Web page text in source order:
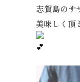
志賀島のサ
美味しく頂